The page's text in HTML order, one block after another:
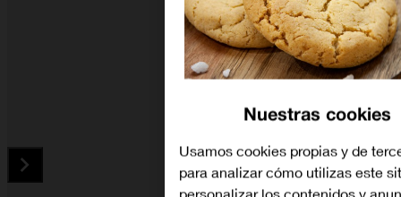
Nuestras cookies
Usamos cookies propias y de
para analizar cómo utilizas este